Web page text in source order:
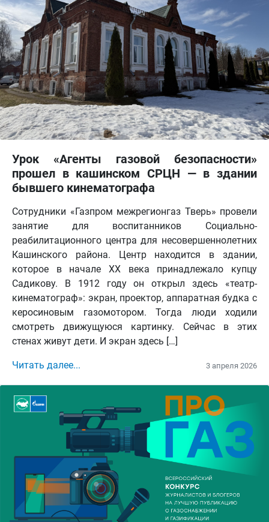
Урок «Агенты газовой безопасности»
прошел в кашинском СРЦН — в здании
бывшего кинематографа
Сотрудники «Газпром межрегионгаз Тверь» провели
занятие для воспитанников Социально-
реабилитационного центра для несовершеннолетних
Кашинского района. Центр находится в здании,
которое в начале XX века принадлежало купцу
Садикову. В 1912 году он открыл здесь «театр-
кинематограф»: экран, проектор, аппаратная будка с
керосиновым газомотором. Тогда люди ходили
смотреть движущуюся картинку. Сейчас в этих
стенах живут дети. И экран здесь […]
Читать далее... 3 апреля 2026